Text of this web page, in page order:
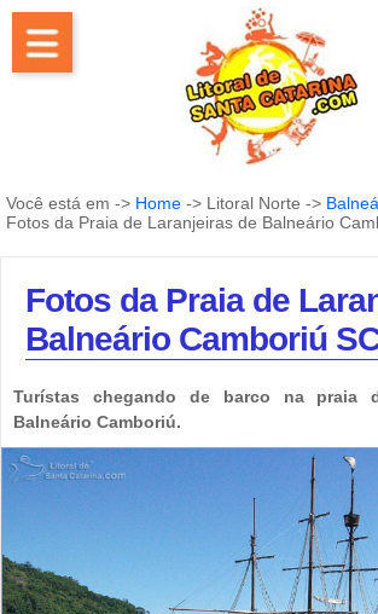
Você está em -> Home -> Litoral Norte ->
Fotos da Praia de Laranjeiras de Balneário
Fotos da Praia de
Balneário Camboriú
Turístas chegando de barco na praia
Balneário Camboriú.